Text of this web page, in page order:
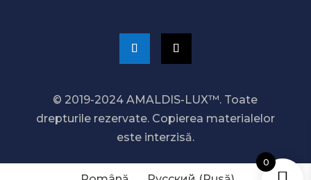
© 2019-2024 AMALDIS-LUX™. Toate
drepturile rezervate. Copierea materialelor
este interzisă.
0